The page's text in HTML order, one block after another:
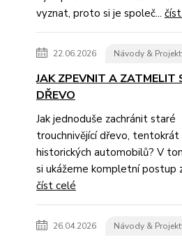
vyznat, proto si je společ...
22.06.2026 Návody &
JAK ZPEVNIT A ZATMELIT
DŘEVO
Jak jednoduše zachránit staré
trouchnivějící dřevo, tentokrát
historických automobilů? V
si ukážeme kompletní postup
číst celé
26.04.2026 Návody &